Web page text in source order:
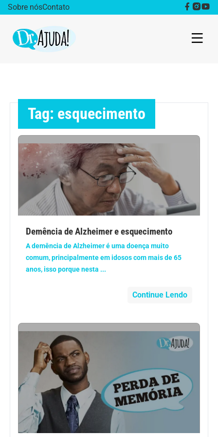
Sobre nósContato
Obesidade
Destaque
Bem estar
Vida Saudável
Saúde da mulher
Anemia
Beleza e Cosmética
Câncer
Cirurgia Plástica
Coronavírus
Dengue
Tag: esquecimento
Demência de Alzheimer e esquecimento
A demência de Alzheimer é uma doença muito
comum, principalmente em idosos com mais de 65
anos, isso porque nesta ...
Continue Lendo